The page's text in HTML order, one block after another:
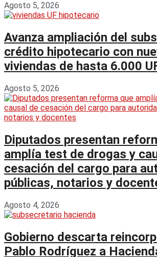
Agosto 5, 2026
Avanza ampliación del
crédito hipotecario con
viviendas de hasta 6.000
Agosto 5, 2026
Diputados presentan
amplía test de drogas y
cesación del cargo para
públicas, notarios y
Agosto 4, 2026
Gobierno descarta
Pablo Rodríguez a